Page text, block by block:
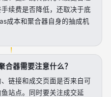
续费是否降低，还取决于底
成本和聚合器自身的抽成机
合器需要注意什么？
链接和成交页面是否来自可
站点。同时要关注成交延